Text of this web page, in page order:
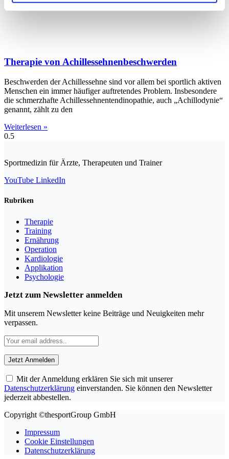
Therapie von Achillessehnen­beschwerden
Beschwerden der Achillessehne sind vor allem bei sportlich aktiven
Menschen ein immer häufiger auftretendes Problem. Insbesondere
die schmerzhafte Achillessehnentendinopathie, auch „Achillodynie“
genannt, zählt zu den
Weiterlesen »
Sportmedizin für Ärzte, Therapeuten und Trainer
YouTube LinkedIn
Rubriken
Therapie
Training
Ernährung
Operation
Kardiologie
Applikation
Psychologie
Jetzt zum Newsletter anmelden
Mit unserem Newsletter keine Beiträge und Neuigkeiten mehr
verpassen.
Mit der Anmeldung erklären Sie sich mit unserer
Datenschutzerklärung einverstanden. Sie können den Newsletter
jederzeit abbestellen.
Copyright ©thesportGroup GmbH
Impressum
Cookie Einstellungen
Datenschutzerklärung